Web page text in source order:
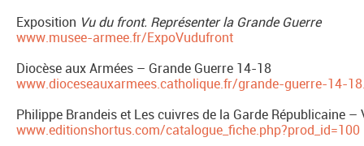
Exposition Vu du front. Représenter la Grande Guerre
www.musee-armee.fr/ExpoVudufront
Diocèse aux Armées – Grande Guerre 14-18
www.dioceseauxarmees.catholique.fr/grande-guerre-14-
Philippe Brandeis et Les cuivres de la Garde Républicaine
www.editionshortus.com/catalogue_fiche.php?prod_id=100